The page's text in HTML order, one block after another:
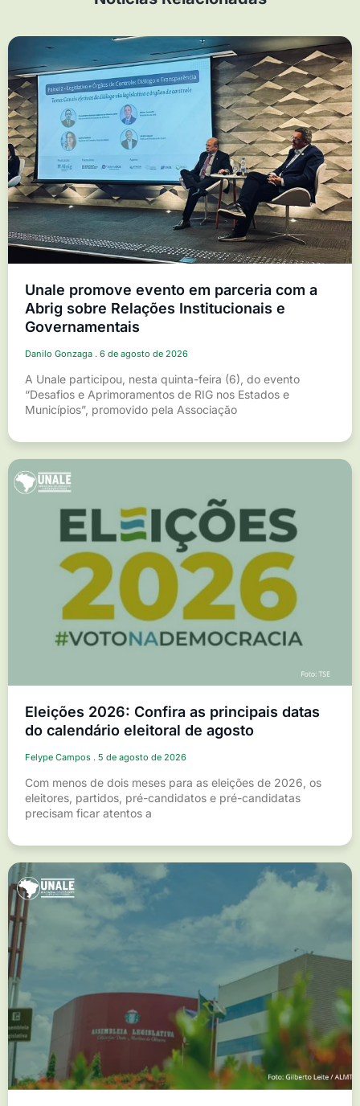
Unale promove evento em parceria com a
Abrig sobre Relações Institucionais e
Governamentais
Danilo Gonzaga 6 de agosto de 2026
A Unale participou, nesta quinta-feira (6), do evento
“Desafios e Aprimoramentos de RIG nos Estados e
Municípios”, promovido pela Associação
Eleições 2026: Confira as principais datas
do calendário eleitoral de agosto
Felype Campos 5 de agosto de 2026
Com menos de dois meses para as eleições de 2026, os
eleitores, partidos, pré-candidatos e pré-candidatas
precisam ficar atentos a